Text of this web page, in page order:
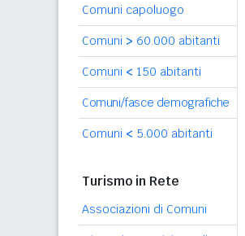
Comuni capoluogo
Comuni > 60.000 abitanti
Comuni < 150 abitanti
Comuni/fasce demografiche
Comuni < 5.000 abitanti
Turismo in Rete
Associazioni di Comuni